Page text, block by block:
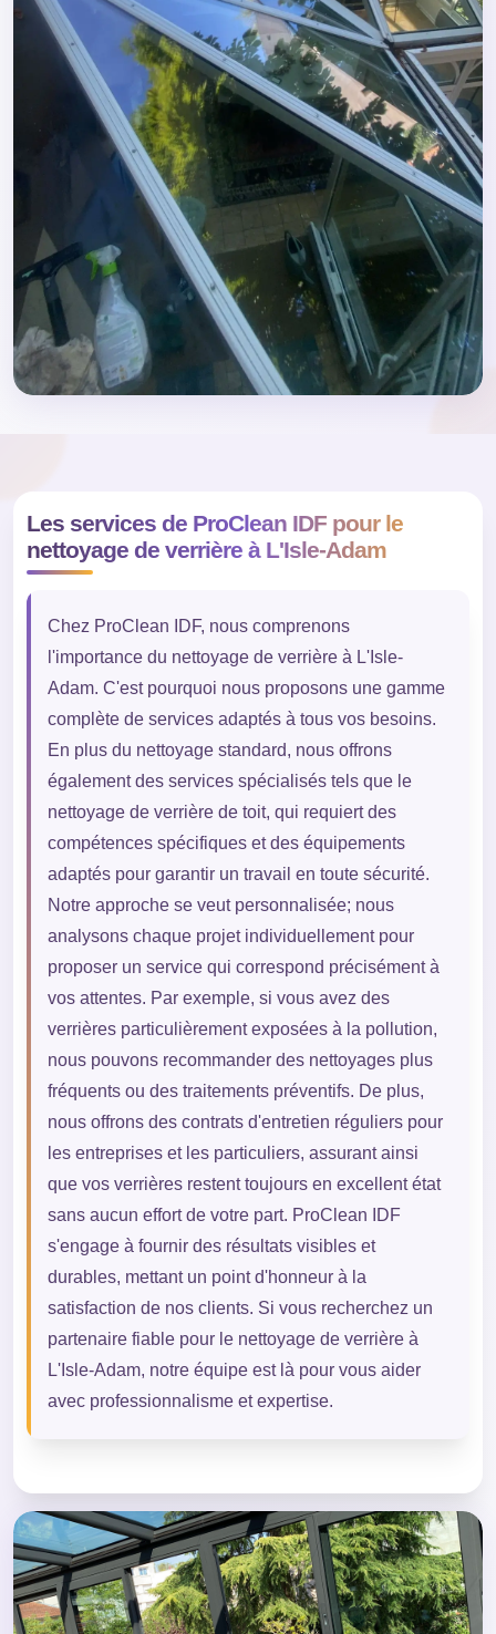
Les services de ProClean IDF pour le
nettoyage de verrière à L'Isle-Adam
Chez ProClean IDF, nous comprenons
l'importance du nettoyage de verrière à L'Isle-
Adam. C'est pourquoi nous proposons une gamme
complète de services adaptés à tous vos besoins.
En plus du nettoyage standard, nous offrons
également des services spécialisés tels que le
nettoyage de verrière de toit, qui requiert des
compétences spécifiques et des équipements
adaptés pour garantir un travail en toute sécurité.
Notre approche se veut personnalisée; nous
analysons chaque projet individuellement pour
proposer un service qui correspond précisément à
vos attentes. Par exemple, si vous avez des
verrières particulièrement exposées à la pollution,
nous pouvons recommander des nettoyages plus
fréquents ou des traitements préventifs. De plus,
nous offrons des contrats d'entretien réguliers pour
les entreprises et les particuliers, assurant ainsi
que vos verrières restent toujours en excellent état
sans aucun effort de votre part. ProClean IDF
s'engage à fournir des résultats visibles et
durables, mettant un point d'honneur à la
satisfaction de nos clients. Si vous recherchez un
partenaire fiable pour le nettoyage de verrière à
L'Isle-Adam, notre équipe est là pour vous aider
avec professionnalisme et expertise.